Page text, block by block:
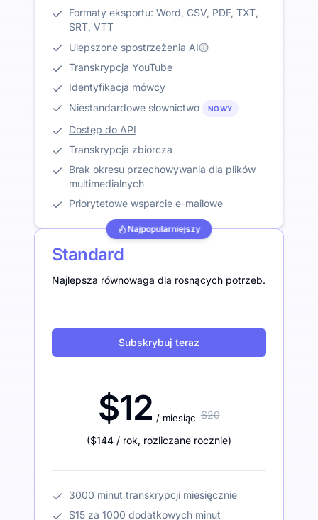
Formaty eksportu: Word, CSV, PDF, TXT,
SRT, VTT
Ulepszone spostrzeżenia AI
Transkrypcja YouTube
Identyfikacja mówcy
Niestandardowe słownictwo
NOWY
Dostęp do API
Transkrypcja zbiorcza
Brak okresu przechowywania dla plików
multimedialnych
Priorytetowe wsparcie e-mailowe
Najpopularniejszy
Standard
Najlepsza równowaga dla rosnących potrzeb.
Subskrybuj teraz
$12 / miesiąc $20
($144 / rok, rozliczane rocznie)
3000 minut transkrypcji miesięcznie
$15 za 1000 dodatkowych minut